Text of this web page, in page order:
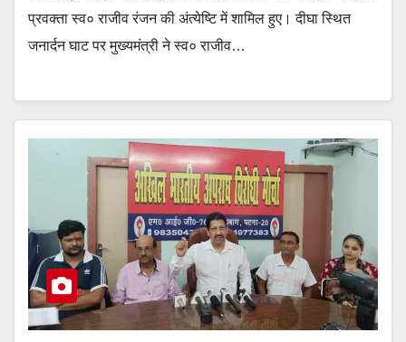
प्रवक्ता स्व० राजीव रंजन की अंत्येष्टि में शामिल हुए। दीघा स्थित
जनार्दन घाट पर मुख्यमंत्री ने स्व० राजीव…